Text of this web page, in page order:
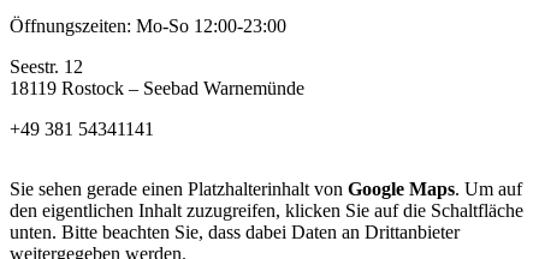
Öffnungszeiten: Mo-So 12:00-23:00
Seestr. 12
18119 Rostock – Seebad Warnemünde
+49 381 54341141
Sie sehen gerade einen Platzhalterinhalt von Google Maps. Um auf
den eigentlichen Inhalt zuzugreifen, klicken Sie auf die Schaltfläche
unten. Bitte beachten Sie, dass dabei Daten an Drittanbieter
weitergegeben werden.